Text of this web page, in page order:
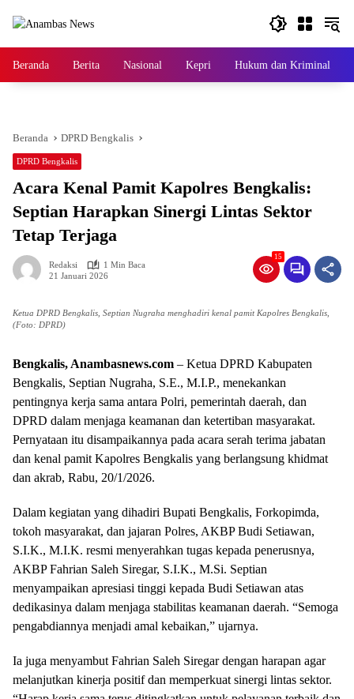
Beranda Berita Nasional Kepri Hukum dan Kriminal
Beranda DPRD Bengkalis
DPRD Bengkalis
Acara Kenal Pamit Kapolres Bengkalis:
Septian Harapkan Sinergi Lintas Sektor
Tetap Terjaga
Redaksi
1 Min Baca
21 Januari 2026
15
Ketua DPRD Bengkalis, Septian Nugraha menghadiri kenal pamit Kapolres Bengkalis,
(Foto: DPRD)
Bengkalis, Anambasnews.com – Ketua DPRD Kabupaten
Bengkalis, Septian Nugraha, S.E., M.I.P., menekankan
pentingnya kerja sama antara Polri, pemerintah daerah, dan
DPRD dalam menjaga keamanan dan ketertiban masyarakat.
Pernyataan itu disampaikannya pada acara serah terima jabatan
dan kenal pamit Kapolres Bengkalis yang berlangsung khidmat
dan akrab, Rabu, 20/1/2026.
Dalam kegiatan yang dihadiri Bupati Bengkalis, Forkopimda,
tokoh masyarakat, dan jajaran Polres, AKBP Budi Setiawan,
S.I.K., M.I.K. resmi menyerahkan tugas kepada penerusnya,
AKBP Fahrian Saleh Siregar, S.I.K., M.Si. Septian
menyampaikan apresiasi tinggi kepada Budi Setiawan atas
dedikasinya dalam menjaga stabilitas keamanan daerah. “Semoga
pengabdiannya menjadi amal kebaikan,” ujarnya.
Ia juga menyambut Fahrian Saleh Siregar dengan harapan agar
melanjutkan kinerja positif dan memperkuat sinergi lintas sektor.